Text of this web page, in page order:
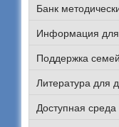
Банк
Информация
Поддержка
Литература для
Доступная среда